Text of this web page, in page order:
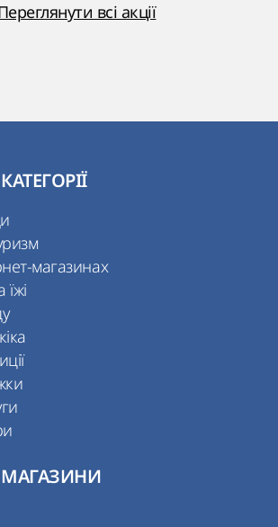
всі акції
магазинах
МАГАЗИНИ